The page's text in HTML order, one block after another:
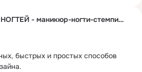
МИР КРАСИВЫХ НОГТЕЙ - маникюр-ногти-стемпинг-nails
быстрых и простых способов